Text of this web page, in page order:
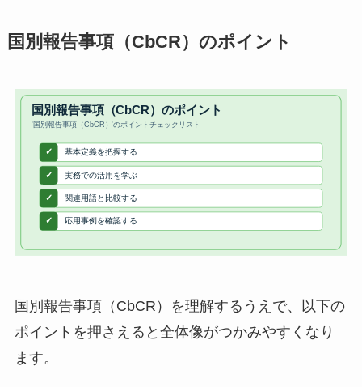
国別報告事項（CbCR）のポイント
国別報告事項（CbCR）を理解するうえで、以下の
ポイントを押さえると全体像がつかみやすくなり
ます。